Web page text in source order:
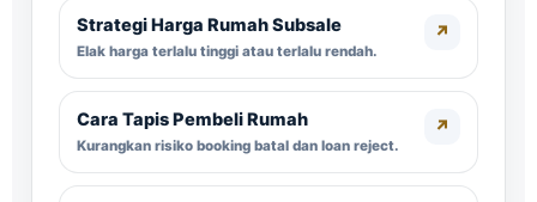
Strategi Harga Rumah Subsale
Elak harga terlalu tinggi atau terlalu rendah.
↗
Cara Tapis Pembeli Rumah
Kurangkan risiko booking batal dan loan reject.
↗